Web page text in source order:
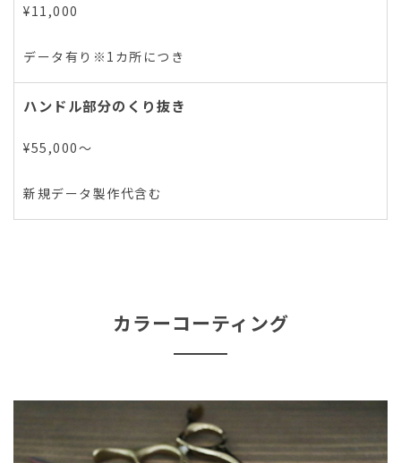
¥11,000
データ有り※1カ所につき
ハンドル部分のくり抜き
¥55,000～
新規データ製作代含む
カラーコーティング